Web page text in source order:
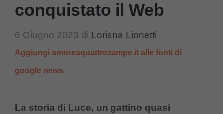
conquistato il Web
6 Giugno 2023 di Loriana Lionetti
Aggiungi amoreaquattrozampe.it alle fonti di
google news
La storia di Luce, un gattino quasi